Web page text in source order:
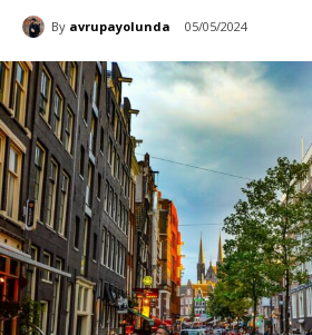
By avrupayolunda 05/05/2024